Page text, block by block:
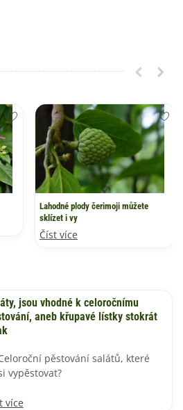
Lahodné plody čerimoji můžete
sklízet i vy
Číst více
jsou vhodné k celoročnímu
aneb křupavé lístky stokrát
pěstování salátů, které
vypěstovat?
více